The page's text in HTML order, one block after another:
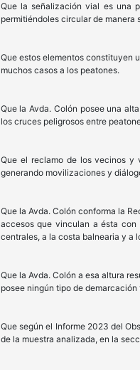
Que la señalización vial es una
permitiéndoles circular de manera
Que estos elementos constituyen
muchos casos a los peatones.
Que la Avda. Colón posee una
los cruces peligrosos entre
Que el reclamo de los vecinos y
generando movilizaciones y
Que la Avda. Colón conforma la
accesos que vinculan a ésta
centrales, a la costa balnearia y a
Que la Avda. Colón a esa altura
posee ningún tipo de
Que según el Informe 2023 del
de la muestra analizada, en la